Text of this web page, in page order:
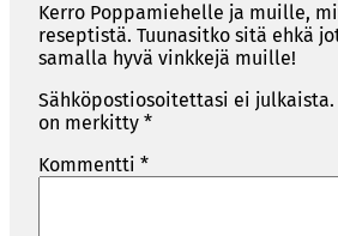
Kerro Poppamiehelle ja muille,
reseptistä. Tuunasitko sitä ehkä
samalla hyvä vinkkejä muille!
Sähköpostiosoitettasi ei julkaista.
on merkitty *
Kommentti *